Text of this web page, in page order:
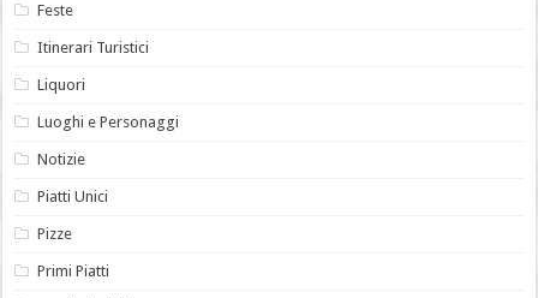
Feste
Itinerari Turistici
Liquori
Luoghi e Personaggi
Notizie
Piatti Unici
Pizze
Primi Piatti